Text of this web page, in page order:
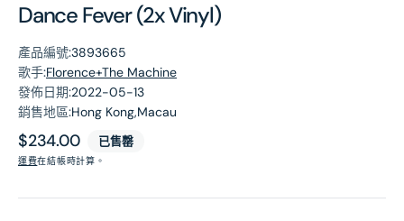
Dance Fever (2x Vinyl)
產品編號:3893665
歌手:Florence+The Machine
發佈日期:2022-05-13
銷售地區:Hong Kong,Macau
原
價
$234.00 已售罄
運費在結帳時計算。